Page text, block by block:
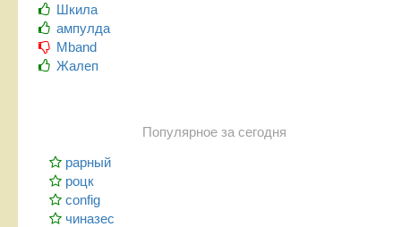
Шкила
ампулда
Mband
Жалеп
Популярное за сегодня
рарный
роцк
config
чиназес